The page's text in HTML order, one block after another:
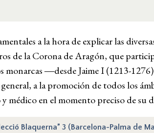
a la hora de explicar las
de la Corona de Aragón, que
monarcas ―desde Jaime I (1213-
a la promoción de todos los
médico en el momento preciso de su
Blaquerna” 3 (Barcelona-Palma de